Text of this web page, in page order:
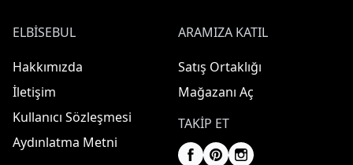
ELBISEBUL
Hakkımızda
İletişim
Kullanıcı Sözleşmesi
Aydınlatma Metni
ARAMIZA KATIL
Satış Ortaklığı
Mağazanı Aç
TAKIP ET